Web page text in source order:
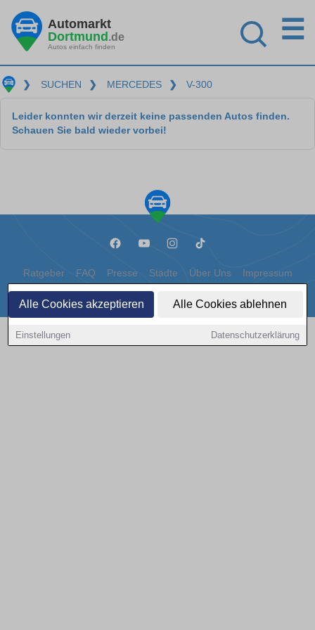
Alle Cookies akzeptieren Alle Cookies ablehnen
Einstellungen Datenschutzerklärung
Automarkt
Dortmund.de
Autos einfach finden
☰
❯ SUCHEN ❯ MERCEDES ❯ V-300
Leider konnten wir derzeit keine passenden Autos finden.
Schauen Sie bald wieder vorbei!
Ratgeber FAQ Presse Städte Über Uns Impressum
Datenschutz Cookies
Copyright © 2000 - 2026 | 1A Infosysteme GmbH | Content by: 1a-sites-autos